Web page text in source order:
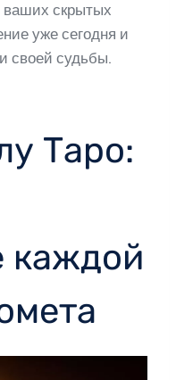
скрытых
уже сегодня и
своей судьбы.
Таро:
каждой